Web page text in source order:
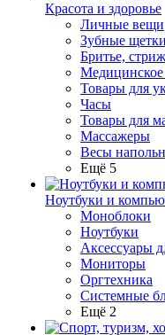
Красота и здоровье
Личные вещи
Зубные
Бритье,
Медицинское
Товары для
Часы
Товары для
Массажеры
Весы
Ещё 5
Ноутбуки и
Моноблоки
Ноутбуки
Аксессуары
Мониторы
Оргтехника
Системные
Ещё 2